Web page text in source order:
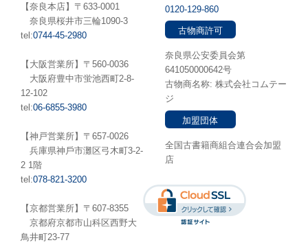
【奈良本店】〒633-0001
奈良県桜井市三輪1090-3
tel:0744-45-2980
【大阪営業所】〒560-0036
⼤阪府豊中市蛍池⻄町2-8-
12-102
tel:06-6855-3980
【神戸営業所】〒657-0026
兵庫県神⼾市灘区弓木町3-2-
2 1階
tel:078-821-3200
【京都営業所】〒607-8355
京都府京都市山科区西野大
鳥井町23-77
0120-129-860
古物商許可
奈良県公安委員会第
641050000642号
古物商名称: 株式会社コムテー
ジ
加盟団体
全国古書籍商組合連合会加盟
店